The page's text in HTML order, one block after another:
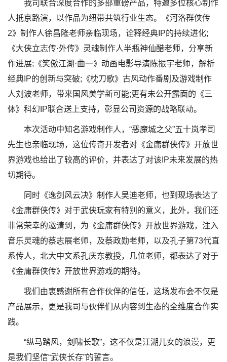
我司联合深度合作的多部重磅产品，特邀多位核心制作
人抵京路演，以作品为纽带共筑行业生态。《河洛群侠传
2》‌制作人徐昌隆老师亲临现场，诠释经典IP的持续进化;
《大侠立志传·外传》‌灵魂制作人半瓶神仙醋老师，分享新
作进展;《笑傲江湖·曲一》动画电影‌导演陈振宇老师，解析
经典IP的创新与突破;《枕刀歌》古风动作番剧‌及游戏制作
人刘波老师，带来国风美学新可能;更有未公开露面的《三
体》科幻IP联合送上支持，彰显公司资源的战略联动。
本次活动中知名游戏制作人，“恶魔城之父”五十岚孝司
先生也亲临现场，这位传奇开发者对《金庸群侠传》开放世
界游戏也给出了较高的评价，并表达了对该IP未来发展的热
切期待。
同时《逸剑风云决》制作人吴迪老师，也到现场表达了
《金庸群侠传》对于武侠玩家有特别的意义，此外，我们还
非常荣幸的邀请到，为《金庸群侠传》开放世界游戏，注入
音乐灵魂的蔡志展老师，及蔡政勋老师‌，以及孔子第73代直
系传人，北大中文系孔庆东教授，几位老师，都表达了对于
《金庸群侠传》开放世界游戏的期待。
我们由衷感谢所有合作伙伴的信任，这场发布会不仅是
产品展示，更是我司与伙伴们从内容到生态的全维度合作实
践。
“纵马踏风，剑啸长歌”，这不仅是江湖儿女的浪漫，更
是我们坚信“武侠长存”的誓言。